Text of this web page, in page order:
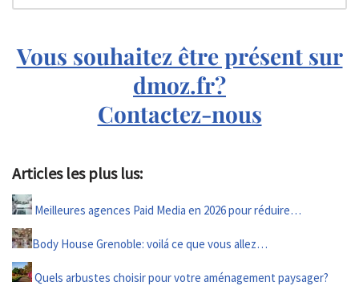
Vous souhaitez être présent sur
dmoz.fr?
Contactez-nous
Articles les plus lus:
Meilleures agences Paid Media en 2026 pour réduire…
Body House Grenoble: voilá ce que vous allez…
Quels arbustes choisir pour votre aménagement paysager?